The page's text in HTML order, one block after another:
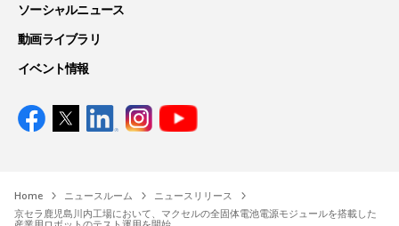
ソーシャルニュース
動画ライブラリ
イベント情報
Home ニュースルーム
ニュースリリース
京セラ鹿児島川内工場において、マクセルの全固体電池電源モジュールを搭載した